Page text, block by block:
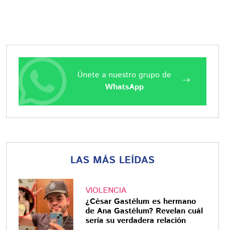
Únete a nuestro grupo de
WhatsApp
LAS MÁS LEÍDAS
VIOLENCIA
¿César Gastélum es hermano
de Ana Gastélum? Revelan cuál
sería su verdadera relación